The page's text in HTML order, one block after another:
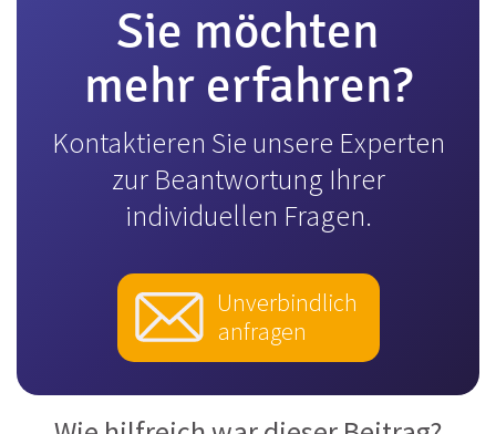
Sie möchten
mehr erfahren?
Kontaktieren Sie unsere Experten
zur Beantwortung Ihrer
individuellen Fragen.
Unverbindlich
anfragen